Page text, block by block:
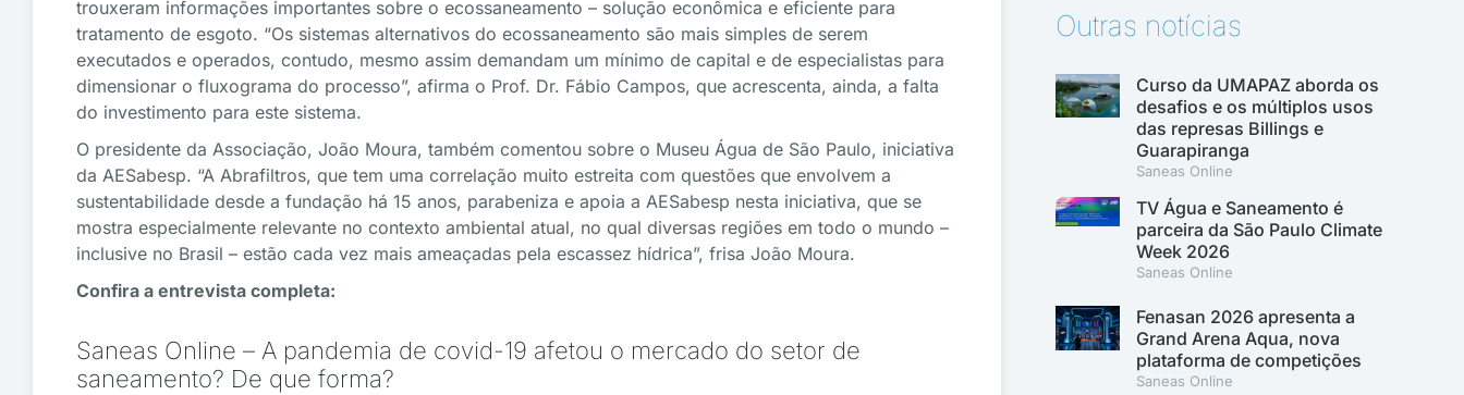
trouxeram informações importantes sobre o ecossaneamento – solução econômica e eficiente para
tratamento de esgoto. “Os sistemas alternativos do ecossaneamento são mais simples de serem
executados e operados, contudo, mesmo assim demandam um mínimo de capital e de especialistas para
dimensionar o fluxograma do processo”, afirma o Prof. Dr. Fábio Campos, que acrescenta, ainda, a falta
do investimento para este sistema.
O presidente da Associação, João Moura, também comentou sobre o Museu Água de São Paulo, iniciativa
da AESabesp. “A Abrafiltros, que tem uma correlação muito estreita com questões que envolvem a
sustentabilidade desde a fundação há 15 anos, parabeniza e apoia a AESabesp nesta iniciativa, que se
mostra especialmente relevante no contexto ambiental atual, no qual diversas regiões em todo o mundo –
inclusive no Brasil – estão cada vez mais ameaçadas pela escassez hídrica”, frisa João Moura.
Confira a entrevista completa:
Saneas Online – A pandemia de covid-19 afetou o mercado do setor de
saneamento? De que forma?
Outras notícias
Curso da UMAPAZ aborda os
desafios e os múltiplos usos
das represas Billings e
Guarapiranga
Saneas Online
TV Água e Saneamento é
parceira da São Paulo Climate
Week 2026
Saneas Online
Fenasan 2026 apresenta a
Grand Arena Aqua, nova
plataforma de competições
Saneas Online